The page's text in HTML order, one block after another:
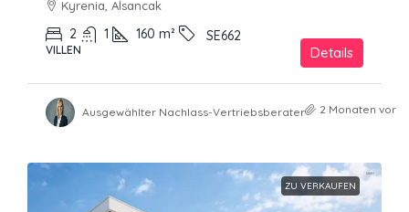
Kyrenia, Alsancak
2 1 160 m² SE662
VILLEN Details
Ausgewählter Nachlass-Vertriebsberater 2 Monaten vor
ZU VERKAUFEN